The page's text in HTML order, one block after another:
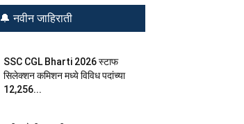
🔔 नवीन जाहिराती
SSC CGL Bharti 2026 स्टाफ
सिलेक्शन कमिशन मध्ये विविध पदांच्या
12,256...